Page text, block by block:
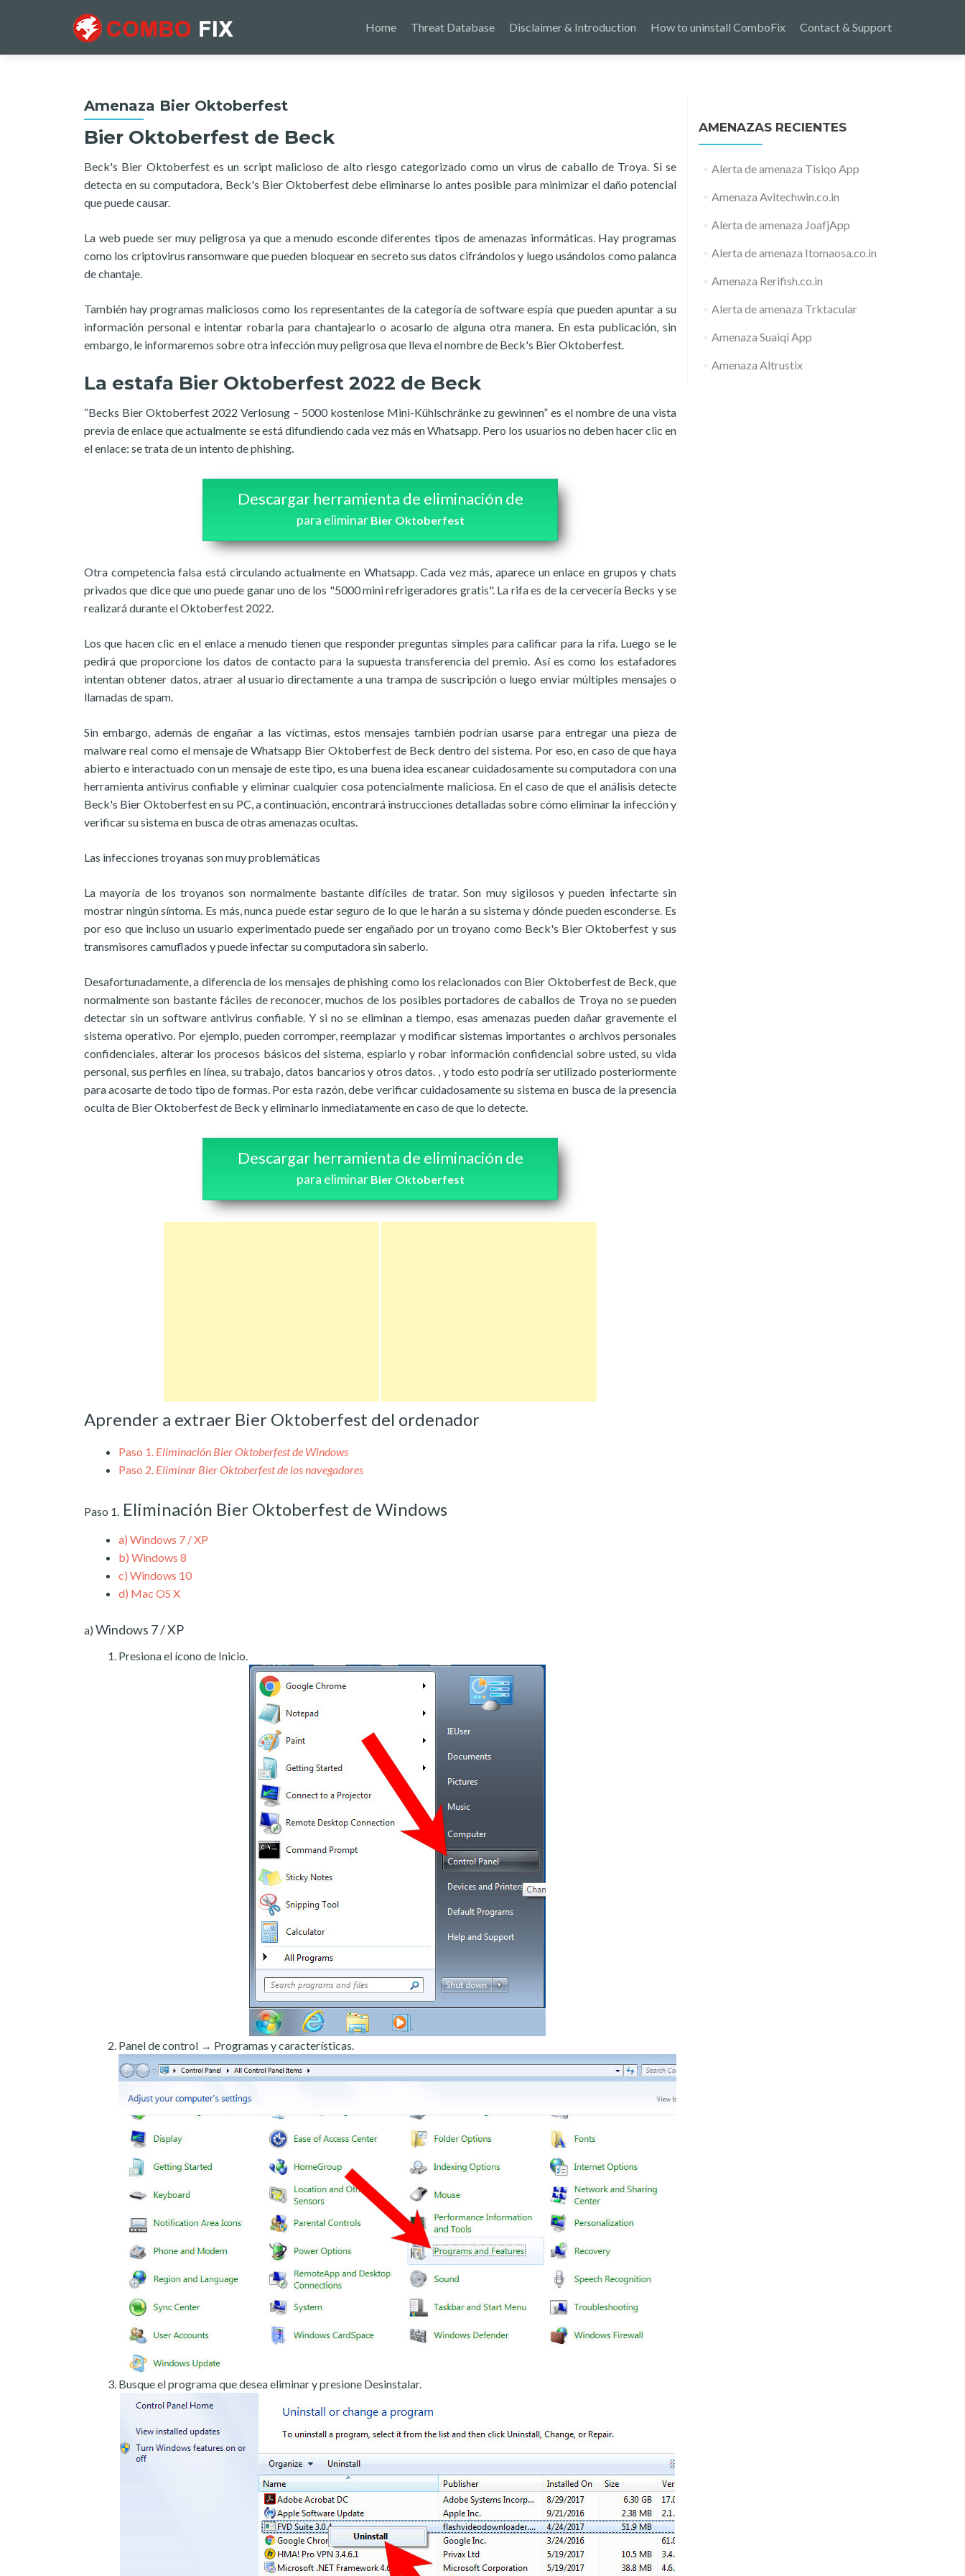
Home Threat Database Disclaimer & Introduction How to uninstall ComboFix Contact & Support
Amenaza Bier Oktoberfest
Bier Oktoberfest de Beck
Beck's Bier Oktoberfest es un script malicioso de alto riesgo categorizado como un virus de caballo de Troya. Si se
detecta en su computadora, Beck's Bier Oktoberfest debe eliminarse lo antes posible para minimizar el daño potencial
que puede causar.
La web puede ser muy peligrosa ya que a menudo esconde diferentes tipos de amenazas informáticas. Hay programas
como los criptovirus ransomware que pueden bloquear en secreto sus datos cifrándolos y luego usándolos como palanca
de chantaje.
También hay programas maliciosos como los representantes de la categoría de software espía que pueden apuntar a su
información personal e intentar robarla para chantajearlo o acosarlo de alguna otra manera. En esta publicación, sin
embargo, le informaremos sobre otra infección muy peligrosa que lleva el nombre de Beck's Bier Oktoberfest.
La estafa Bier Oktoberfest 2022 de Beck
“Becks Bier Oktoberfest 2022 Verlosung – 5000 kostenlose Mini-Kühlschränke zu gewinnen” es el nombre de una vista
previa de enlace que actualmente se está difundiendo cada vez más en Whatsapp. Pero los usuarios no deben hacer clic en
el enlace: se trata de un intento de phishing.
Descargar herramienta de eliminación de
para eliminar Bier Oktoberfest
Otra competencia falsa está circulando actualmente en Whatsapp. Cada vez más, aparece un enlace en grupos y chats
privados que dice que uno puede ganar uno de los "5000 mini refrigeradores gratis". La rifa es de la cervecería Becks y se
realizará durante el Oktoberfest 2022.
Los que hacen clic en el enlace a menudo tienen que responder preguntas simples para calificar para la rifa. Luego se le
pedirá que proporcione los datos de contacto para la supuesta transferencia del premio. Así es como los estafadores
intentan obtener datos, atraer al usuario directamente a una trampa de suscripción o luego enviar múltiples mensajes o
llamadas de spam.
Sin embargo, además de engañar a las víctimas, estos mensajes también podrían usarse para entregar una pieza de
malware real como el mensaje de Whatsapp Bier Oktoberfest de Beck dentro del sistema. Por eso, en caso de que haya
abierto e interactuado con un mensaje de este tipo, es una buena idea escanear cuidadosamente su computadora con una
herramienta antivirus confiable y eliminar cualquier cosa potencialmente maliciosa. En el caso de que el análisis detecte
Beck's Bier Oktoberfest en su PC, a continuación, encontrará instrucciones detalladas sobre cómo eliminar la infección y
verificar su sistema en busca de otras amenazas ocultas.
Las infecciones troyanas son muy problemáticas
La mayoría de los troyanos son normalmente bastante difíciles de tratar. Son muy sigilosos y pueden infectarte sin
mostrar ningún síntoma. Es más, nunca puede estar seguro de lo que le harán a su sistema y dónde pueden esconderse. Es
por eso que incluso un usuario experimentado puede ser engañado por un troyano como Beck's Bier Oktoberfest y sus
transmisores camuflados y puede infectar su computadora sin saberlo.
Desafortunadamente, a diferencia de los mensajes de phishing como los relacionados con Bier Oktoberfest de Beck, que
normalmente son bastante fáciles de reconocer, muchos de los posibles portadores de caballos de Troya no se pueden
detectar sin un software antivirus confiable. Y si no se eliminan a tiempo, esas amenazas pueden dañar gravemente el
sistema operativo. Por ejemplo, pueden corromper, reemplazar y modificar sistemas importantes o archivos personales
confidenciales, alterar los procesos básicos del sistema, espiarlo y robar información confidencial sobre usted, su vida
personal, sus perfiles en línea, su trabajo, datos bancarios y otros datos. , y todo esto podría ser utilizado posteriormente
para acosarte de todo tipo de formas. Por esta razón, debe verificar cuidadosamente su sistema en busca de la presencia
oculta de Bier Oktoberfest de Beck y eliminarlo inmediatamente en caso de que lo detecte.
Descargar herramienta de eliminación de
para eliminar Bier Oktoberfest
Aprender a extraer Bier Oktoberfest del ordenador
Paso 1. Eliminación Bier Oktoberfest de Windows
Paso 2. Eliminar Bier Oktoberfest de los navegadores
Paso 1. Eliminación Bier Oktoberfest de Windows
a) Windows 7 / XP
b) Windows 8
c) Windows 10
d) Mac OS X
a) Windows 7 / XP
Presiona el ícono de Inicio.
Panel de control → Programas y características.
Busque el programa que desea eliminar y presione Desinstalar.
AMENAZAS RECIENTES
Alerta de amenaza Tisiqo App
Amenaza Avitechwin.co.in
Alerta de amenaza JoafjApp
Alerta de amenaza Itomaosa.co.in
Amenaza Rerifish.co.in
Alerta de amenaza Trktacular
Amenaza Suaiqi App
Amenaza Altrustix